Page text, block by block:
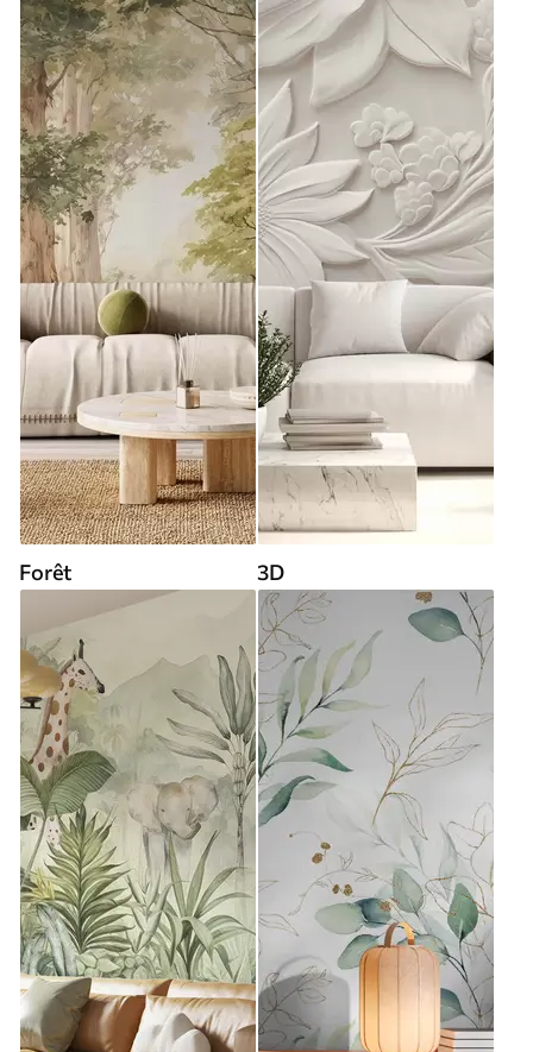
Forêt 3D